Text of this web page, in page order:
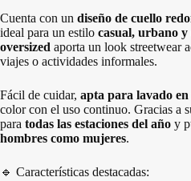
Cuenta con un diseño de cuello
ideal para un estilo casual, urbano
oversized aporta un look streetwear
viajes o actividades informales.
Fácil de cuidar, apta para lavado
color con el uso continuo. Gracias a
para todas las estaciones del año y
hombres como mujeres.
🔹 Características destacadas: